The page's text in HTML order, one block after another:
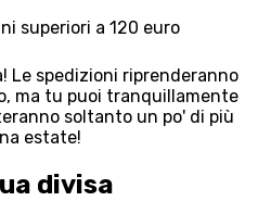
superiori a 120 euro
Le spedizioni riprenderanno
ma tu puoi tranquillamente
soltanto un po' di più
estate!
divisa